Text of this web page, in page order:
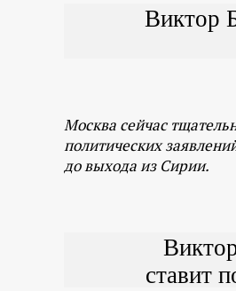
Виктор
Москва сейчас
политических
до выхода из Сирии.
ставит